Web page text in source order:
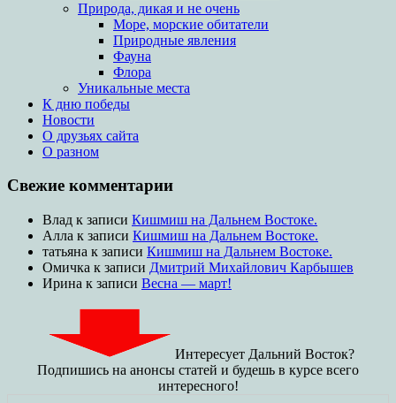
Природа, дикая и не очень
Море, морские обитатели
Природные явления
Фауна
Флора
Уникальные места
К дню победы
Новости
О друзьях сайта
О разном
Свежие комментарии
Влад к записи Кишмиш на Дальнем Востоке.
Алла к записи Кишмиш на Дальнем Востоке.
татьяна к записи Кишмиш на Дальнем Востоке.
Омичка к записи Дмитрий Михайлович Карбышев
Ирина к записи Весна — март!
Интересует Дальний Восток?
Подпишись на анонсы статей и будешь в курсе всего
интересного!